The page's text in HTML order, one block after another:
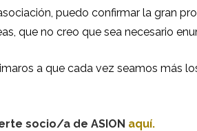
puedo confirmar la gran
que no creo que sea necesario
a que cada vez seamos más
socio/a de ASION aquí.